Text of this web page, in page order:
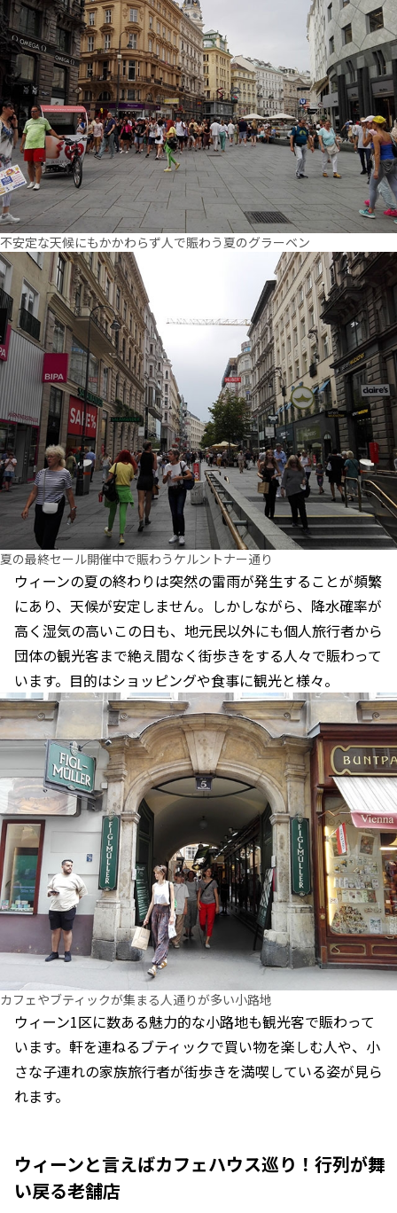
不安定な天候にもかかわらず人で賑わう夏のグラーベン
夏の最終セール開催中で賑わうケルントナー通り
ウィーンの夏の終わりは突然の雷雨が発生することが頻繁
にあり、天候が安定しません。しかしながら、降水確率が
高く湿気の高いこの日も、地元民以外にも個人旅行者から
団体の観光客まで絶え間なく街歩きをする人々で賑わって
います。目的はショッピングや食事に観光と様々。
カフェやブティックが集まる人通りが多い小路地
ウィーン1区に数ある魅力的な小路地も観光客で賑わって
います。軒を連ねるブティックで買い物を楽しむ人や、小
さな子連れの家族旅行者が街歩きを満喫している姿が見ら
れます。
ウィーンと言えばカフェハウス巡り！行列が舞
い戻る老舗店